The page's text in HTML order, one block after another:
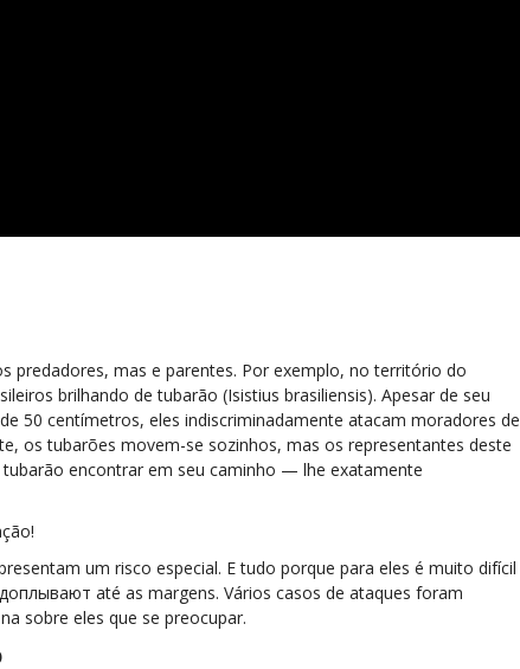
predadores, mas e parentes. Por exemplo, no território do
brilhando de tubarão (Isistius brasiliensis). Apesar de seu
50 centímetros, eles indiscriminadamente atacam moradores de
os tubarões movem-se sozinhos, mas os representantes deste
encontrar em seu caminho — lhe exatamente
um risco especial. E tudo porque para eles é muito difícil
até as margens. Vários casos de ataques foram
sobre eles que se preocupar.